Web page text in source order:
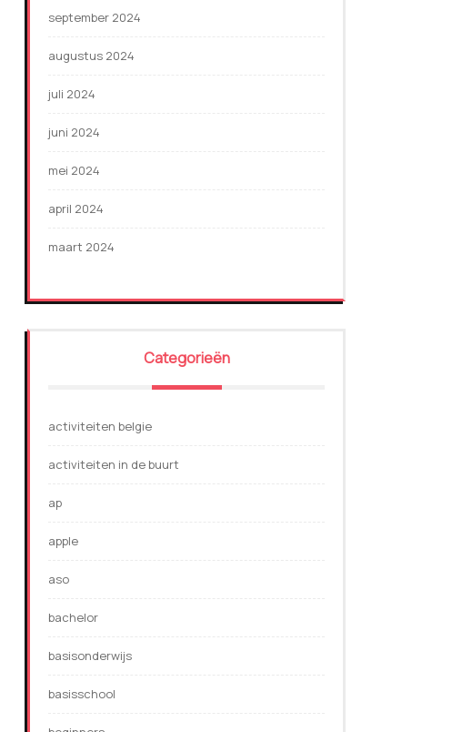
september 2024
augustus 2024
juli 2024
juni 2024
mei 2024
april 2024
maart 2024
Categorieën
activiteiten belgie
activiteiten in de buurt
ap
apple
aso
bachelor
basisonderwijs
basisschool